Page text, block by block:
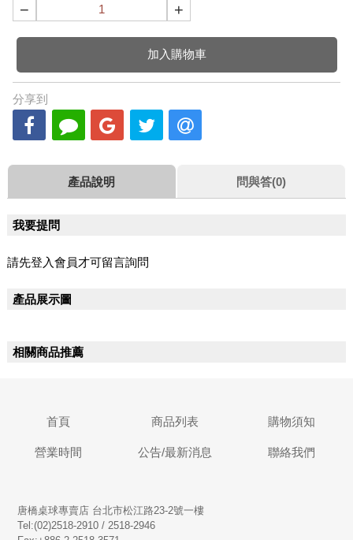
− +
加入購物車
分享到
產品說明 問與答(0)
我要提問
請先登入會員才可留言詢問
產品展示圖
相關商品推薦
首頁 商品列表 購物須知
營業時間 公告/最新消息 聯絡我們
唐橋桌球專賣店 台北市松江路23-2號一樓
Tel:(02)2518-2910 / 2518-2946